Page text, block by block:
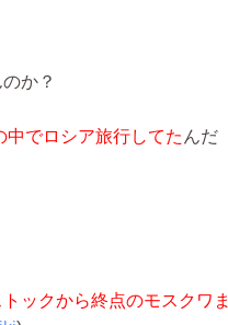
か？
中でロシア旅行してた んだ
ックから終点のモスクワま